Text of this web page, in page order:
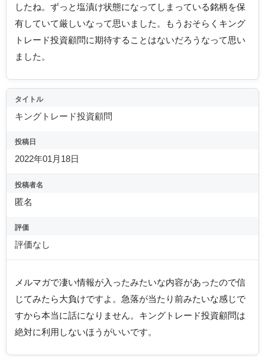
したね。ずっと塩漬け状態になってしまっている銘柄を保
有していて厳しいなって思いました。もうおそらくキング
トレード投資顧問に期待することはないだろうなって思い
ました。
タイトル
キングトレード投資顧問
投稿日
2022年01月18日
投稿者名
匿名
評価
評価なし
メルマガで凄い情報が入ったみたいな内容があったので信
じてみたら大負けですよ。急落が当たり前みたいな感じで
すから本当に話になりません。キングトレード投資顧問は
絶対に利用しないほうがいいです。